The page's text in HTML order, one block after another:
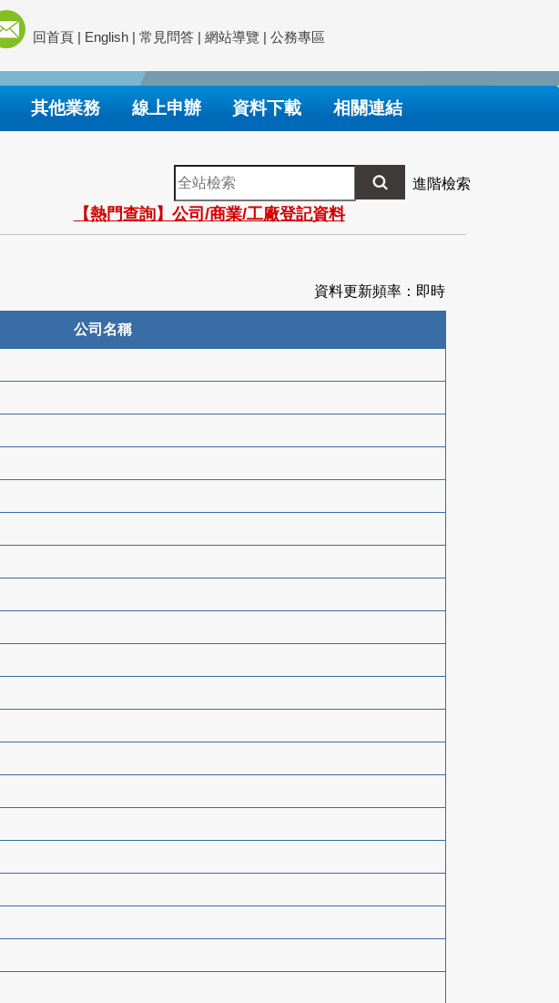
回首頁 | English | 常見問答 | 網站導覽 | 公務專區
其他業務 線上申辦 資料下載 相關連結
全
站
檢
索
進階檢索
【熱門查詢】公司/商業/工廠登記資料
資料更新頻率：即時
公司名稱